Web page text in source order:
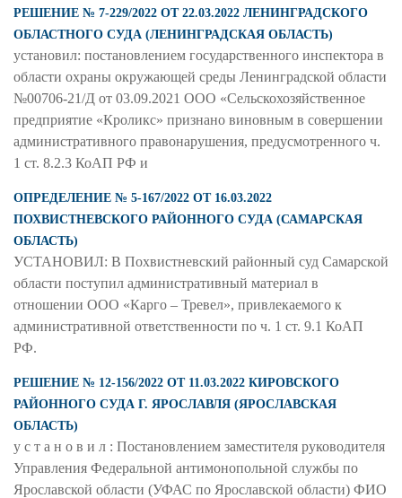
РЕШЕНИЕ № 7-229/2022 ОТ 22.03.2022 ЛЕНИНГРАДСКОГО
ОБЛАСТНОГО СУДА (ЛЕНИНГРАДСКАЯ ОБЛАСТЬ)
установил: постановлением государственного инспектора в
области охраны окружающей среды Ленинградской области
№00706-21/Д от 03.09.2021 ООО «Сельскохозяйственное
предприятие «Кроликс» признано виновным в совершении
административного правонарушения, предусмотренного ч.
1 ст. 8.2.3 КоАП РФ и
ОПРЕДЕЛЕНИЕ № 5-167/2022 ОТ 16.03.2022
ПОХВИСТНЕВСКОГО РАЙОННОГО СУДА (САМАРСКАЯ
ОБЛАСТЬ)
УСТАНОВИЛ: В Похвистневский районный суд Самарской
области поступил административный материал в
отношении ООО «Карго – Тревел», привлекаемого к
административной ответственности по ч. 1 ст. 9.1 КоАП
РФ.
РЕШЕНИЕ № 12-156/2022 ОТ 11.03.2022 КИРОВСКОГО
РАЙОННОГО СУДА Г. ЯРОСЛАВЛЯ (ЯРОСЛАВСКАЯ
ОБЛАСТЬ)
у с т а н о в и л : Постановлением заместителя руководителя
Управления Федеральной антимонопольной службы по
Ярославской области (УФАС по Ярославской области) ФИО